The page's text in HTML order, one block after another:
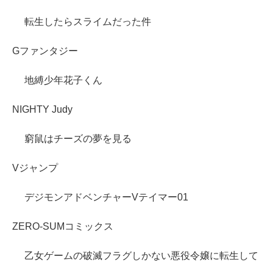
転生したらスライムだった件
Gファンタジー
地縛少年花子くん
NIGHTY Judy
窮鼠はチーズの夢を見る
Vジャンプ
デジモンアドベンチャーVテイマー01
ZERO-SUMコミックス
乙女ゲームの破滅フラグしかない悪役令嬢に転生して